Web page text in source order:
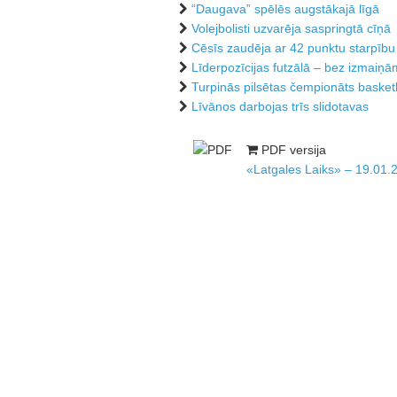
“Daugava” spēlēs augstākajā līgā
Volejbolisti uzvarēja saspringtā cīņā
Cēsīs zaudēja ar 42 punktu starpību
Līderpozīcijas futzālā – bez
Turpinās pilsētas čempionāts
Līvānos darbojas trīs slidotavas
PDF versija
«Latgales Laiks» –